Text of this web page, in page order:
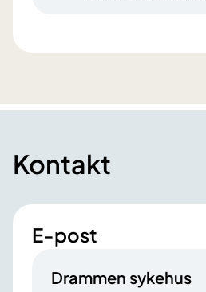
Kontakt
E-post
Drammen sykehus